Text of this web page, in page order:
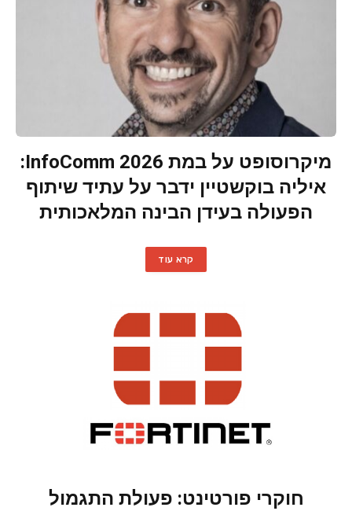
מיקרוסופט על במת InfoComm 2026:
איליה בוקשטיין ידבר על עתיד שיתוף
הפעולה בעידן הבינה המלאכותית
קרא עוד
חוקרי פורטינט: פעולת התגמול